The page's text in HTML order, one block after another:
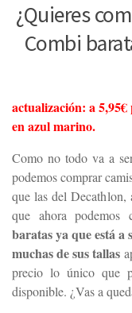
¿Quieres
Combi
actualización: a
en azul marino.
Como no todo va a
podemos comprar
que las del Decathlon,
que ahora podemos
baratas ya que está a
muchas de sus tallas
precio lo único que
disponible. ¿Vas a